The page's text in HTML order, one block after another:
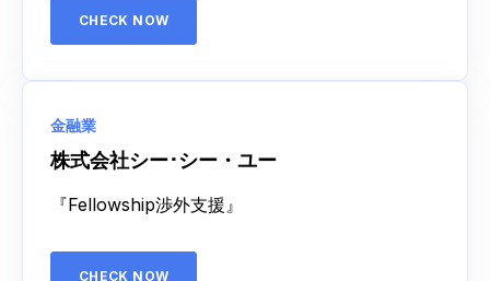
CHECK NOW
金融業
株式会社シー･シー・ユー
『Fellowship渉外支援』
CHECK NOW